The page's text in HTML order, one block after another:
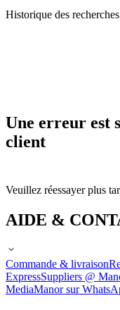
Historique des recherches
Une erreur est
client
Veuillez réessayer plus
AIDE &
Commande & livraison
ExpressSuppliers @
MediaManor sur